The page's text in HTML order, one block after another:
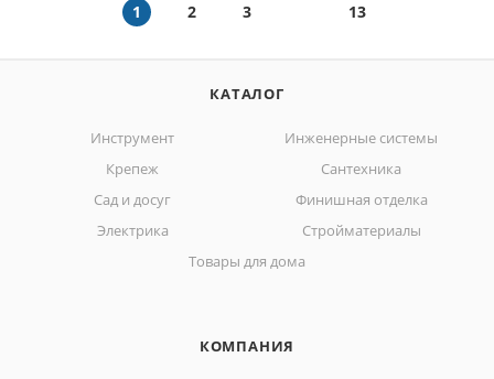
1 2 3 13
КАТАЛОГ
Инструмент
Инженерные системы
Крепеж
Сантехника
Сад и досуг
Финишная отделка
Электрика
Стройматериалы
Товары для дома
КОМПАНИЯ